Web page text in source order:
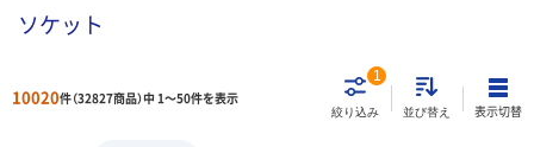
ソケット
10020件（32827商品）中 1～50件を表示
絞り込み
1
並び替え 表示切替